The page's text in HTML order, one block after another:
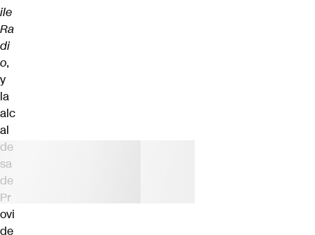
ile
Ra
di
o,
y
la
alc
al
de
sa
de
Pr
ovi
de